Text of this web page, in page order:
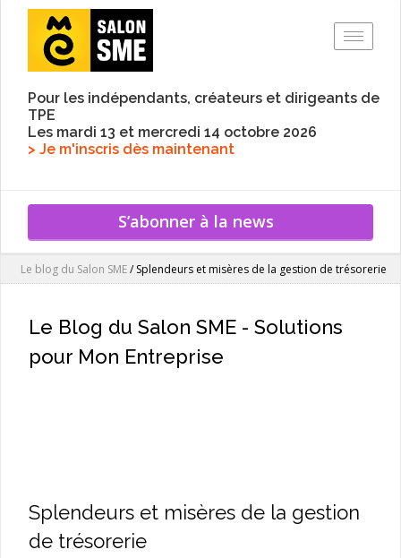
Pour les indépendants, créateurs et dirigeants de
TPE
Les mardi 13 et mercredi 14 octobre 2026
> Je m'inscris dès maintenant
S’abonner à la news
Le blog du Salon SME/Splendeurs et misères de la gestion de trésorerie
Le Blog du Salon SME - Solutions
pour Mon Entreprise
Splendeurs et misères de la gestion
de trésorerie